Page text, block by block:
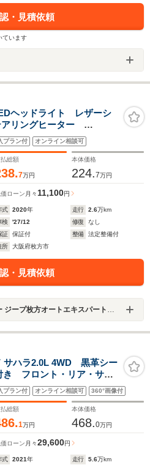
・見積依頼
ています
ヘッドライト レザーシ
リングヒーター
ナビゲーション 前面
ズコントロール バック
プラン付 オンライン相談可
総額
7万円
本体価格
224.7万円
ローン 月々11,100円
式 2020年 走行 2.6万km
検
'27/12 修復
なし
証
保証付 整備
法定整備付
所
大阪府枚方市
・見積依頼
プ枚方オートエキスパートセンター
ハラ2.0L 4WD 黒革シー
フロント・リア・サイ
ー ステップ標準 アルパ
プラン付 オンライン相談可 360°画像付
総額
1万円
本体価格
468.0万円
ローン 月々29,600円
式 2021年 走行 5.6万km